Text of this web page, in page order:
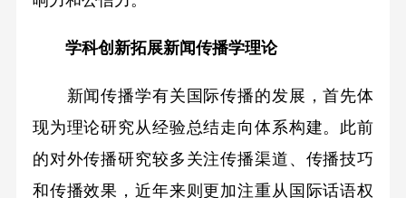
学科创新拓展新闻传播学理论
新闻传播学有关国际传播的发展，首先体
现为理论研究从经验总结走向体系构建。此前
的对外传播研究较多关注传播渠道、传播技巧
和传播效果，近年来则更加注重从国际话语权